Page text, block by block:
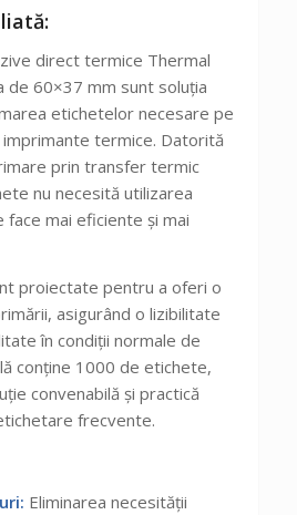
direct termice Thermal
de 60×37 mm sunt soluția
etichetelor necesare pe
termice. Datorită
prin transfer termic
nu necesită utilizarea
face mai eficiente și mai
proiectate pentru a oferi o
asigurând o lizibilitate
în condiții normale de
conține 1000 de etichete,
convenabilă și practică
frecvente.
Eliminarea necesității